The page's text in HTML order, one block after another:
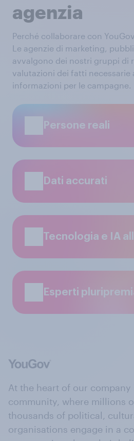
agenzia
Perché collaborare con
Le agenzie di marketing,
avvalgono dei nostri gruppi di
valutazioni dei fatti necessarie
informazioni per le campagne.
Persone reali
Dati accurati
Tecnologia e IA
Esperti
At the heart of our
community, where millions
thousands of political,
organisations engage in a